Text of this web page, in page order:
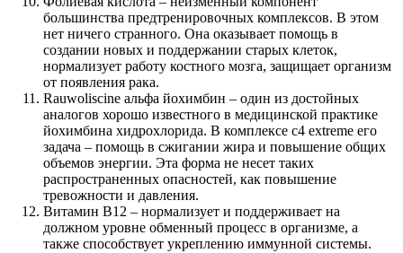
большинства предтренировочных комплексов. В этом
нет ничего странного. Она оказывает помощь в
создании новых и поддержании старых клеток,
нормализует работу костного мозга, защищает организм
от появления рака.
Rauwoliscine альфа йохимбин – один из достойных
аналогов хорошо известного в медицинской практике
йохимбина хидрохлорида. В комплексе c4 extreme его
задача – помощь в сжигании жира и повышение общих
объемов энергии. Эта форма не несет таких
распространенных опасностей, как повышение
тревожности и давления.
Витамин В12 – нормализует и поддерживает на
должном уровне обменный процесс в организме, а
также способствует укреплению иммунной системы.